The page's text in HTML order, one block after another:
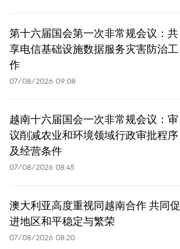
第十六届国会第一次非常规会议：共
享电信基础设施数据服务灾害防治工
作
07/08/2026 09:08
越南十六届国会一次非常规会议：审
议削减农业和环境领域行政审批程序
及经营条件
07/08/2026 08:45
澳大利亚高度重视同越南合作 共同促
进地区和平稳定与繁荣
07/08/2026 08:20